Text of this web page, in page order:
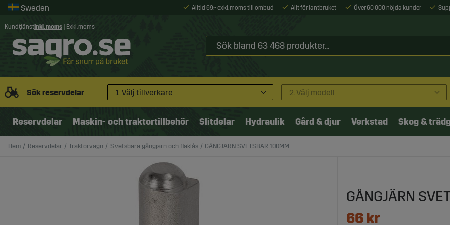
Alltid 69:- exkl. moms till ombud Allt för lantbruket Över 60 000 nöjda kunder
Kundtjänst Inkl. moms Exkl. moms
Sök reservdelar 1. Välj tillverkare 2. Välj modell
Reservdelar Maskin- och traktortillbehör Slitdelar Hydraulik Gård & djur Verkstad Skog &
Hem Reservdelar Traktorvagn Svetsbara gångjärn och flaklås GÅNGJÄRN SVETSBAR 100MM
GÅNGJÄRN
66 kr